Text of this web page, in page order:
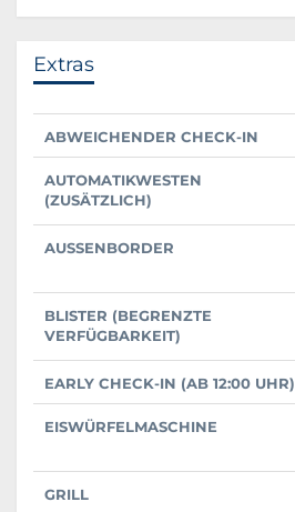
Extras
ABWEICHENDER CHECK-IN
AUTOMATIKWESTEN
(ZUSÄTZLICH)
AUSSENBORDER
BLISTER (BEGRENZTE
VERFÜGBARKEIT)
EARLY CHECK-IN (AB 12:00 UHR)
EISWÜRFELMASCHINE
GRILL